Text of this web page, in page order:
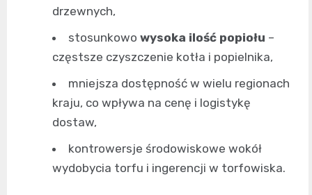
drzewnych,
stosunkowo wysoka ilość popiołu –
częstsze czyszczenie kotła i popielnika,
mniejsza dostępność w wielu regionach
kraju, co wpływa na cenę i logistykę
dostaw,
kontrowersje środowiskowe wokół
wydobycia torfu i ingerencji w torfowiska.